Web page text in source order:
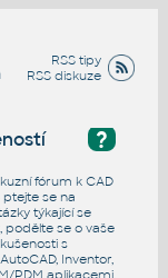
RSS tipy
RSS diskuze
?
fórum k CAD
se na
týkající se
podělte se o vaše
s
Inventor,
PDM aplikacemi.